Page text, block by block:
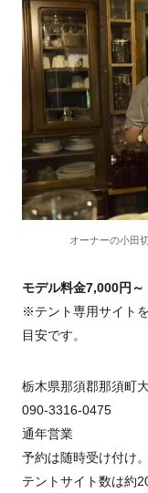
オーナーの小田
モデル料金7,000円～
※テント専用サイト
目安です。
栃木県那須郡那須町
090-3316-0475
通年営業
予約は随時受け付け。
テントサイト数は約